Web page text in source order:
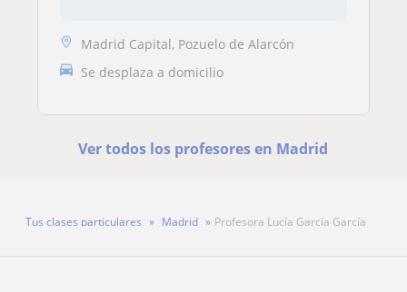
Madrid Capital, Pozuelo de Alarcón
Se desplaza a domicilio
Ver todos los profesores en Madrid
Tus clases particulares Madrid Profesora Lucía García García